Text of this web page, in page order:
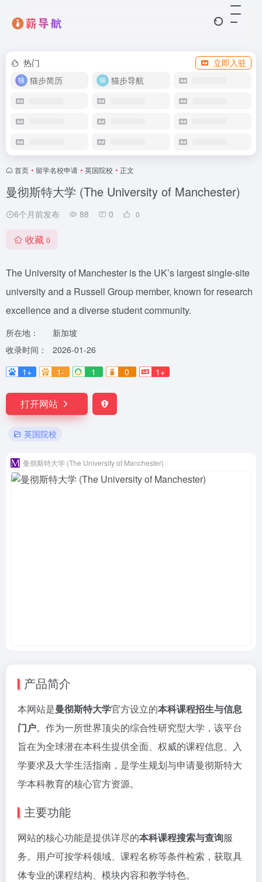
热门
立即入驻
猫步简历
猫步导航
首页 • 留学名校申请 • 英国院校 • 正文
曼彻斯特大学 (The University of Manchester)
6个月前发布 88 0 0
收藏 0
The University of Manchester is the UK’s largest single-site
university and a Russell Group member, known for research
excellence and a diverse student community.
所在地：
新加坡
收录时间：
2026-01-26
1+
1- 1 0 1+
打开网站
英国院校
曼彻斯特大学 (The University of Manchester)
产品简介
本网站是曼彻斯特大学官方设立的本科课程招生与信息
门户。作为一所世界顶尖的综合性研究型大学，该平台
旨在为全球潜在本科生提供全面、权威的课程信息、入
学要求及大学生活指南，是学生规划与申请曼彻斯特大
学本科教育的核心官方资源。
主要功能
网站的核心功能是提供详尽的本科课程搜索与查询服
务。用户可按学科领域、课程名称等条件检索，获取具
体专业的课程结构、模块内容和教学特色。